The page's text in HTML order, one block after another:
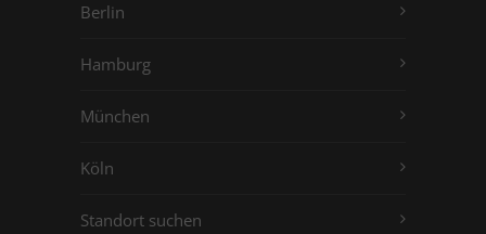
Berlin
Hamburg
München
Köln
Standort suchen